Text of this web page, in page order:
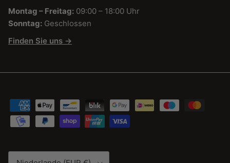
Montag – Freitag: 09:00 – 18:00 Uhr
Sonntag: Geschlossen
Finden Sie uns →
Land/Region